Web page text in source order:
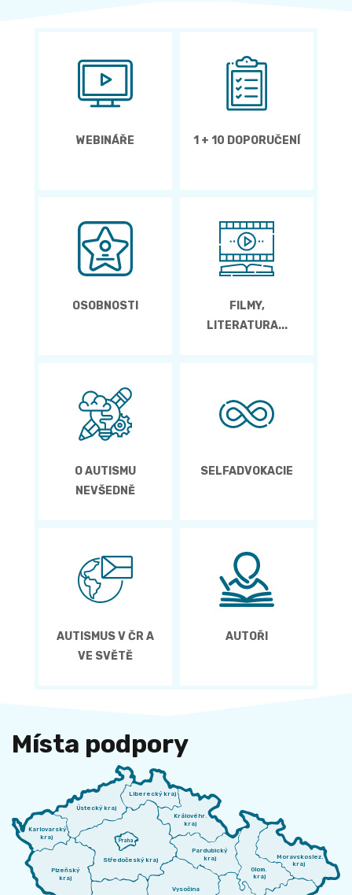
WEBINÁŘE 1 + 10 DOPORUČENÍ
OSOBNOSTI
FILMY,
LITERATURA...
O AUTISMU
NEVŠEDNĚ
SELFADVOKACIE
AUTISMUS V ČR A
VE SVĚTĚ
AUTOŘI
Místa podpory
Karlovarský
kraj
Plzeňský
kraj
Ústecký kraj
Středočeský kraj
Praha
Liberecký kraj
Královéhr.
kraj
Pardubický
kraj
Vysočina
Olom.
kraj
Moravskoslez.
kraj